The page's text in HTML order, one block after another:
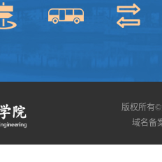
版权所
域名备案